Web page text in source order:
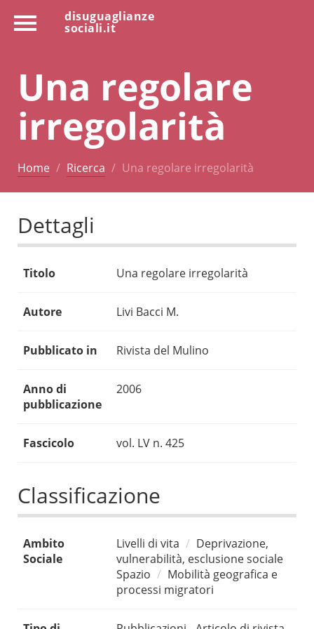
disuguaglianze
sociali.it
Una regolare
irregolarità
Home Ricerca Una regolare irregolarità
Dettagli
Titolo Una regolare irregolarità
Autore Livi Bacci M.
Pubblicato in Rivista del Mulino
Anno di
pubblicazione
2006
Fascicolo vol. LV n. 425
Classificazione
Ambito
Sociale
Livelli di vita
Deprivazione,
vulnerabilità, esclusione sociale
Spazio
Mobilità geografica e
processi migratori